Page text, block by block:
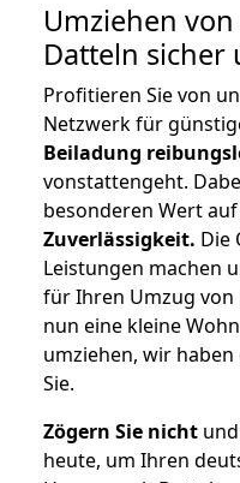
Umziehen von
Datteln sicher
Profitieren Sie von
Netzwerk für
Beiladung
vonstattengeht.
besonderen Wert auf
Zuverlässigkeit. Die
Leistungen machen
für Ihren Umzug von
nun eine kleine
umziehen, wir
Sie.
Zögern Sie nicht
heute, um Ihren